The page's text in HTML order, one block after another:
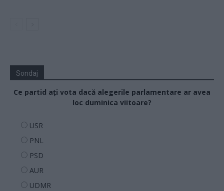
Sondaj
Ce partid ați vota dacă alegerile parlamentare ar avea
loc duminica viitoare?
USR
PNL
PSD
AUR
UDMR